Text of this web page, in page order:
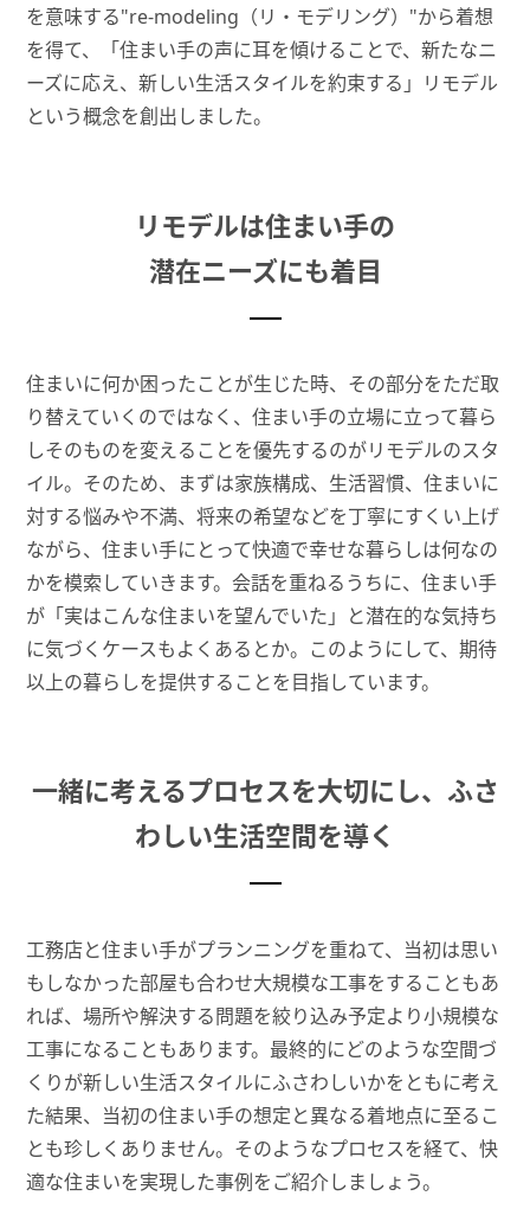
を意味する"re-modeling（リ・モデリング）"から着想
を得て、「住まい手の声に耳を傾けることで、新たなニ
ーズに応え、新しい生活スタイルを約束する」リモデル
という概念を創出しました。
リモデルは住まい手の
潜在ニーズにも着目
住まいに何か困ったことが生じた時、その部分をただ取
り替えていくのではなく、住まい手の立場に立って暮ら
しそのものを変えることを優先するのがリモデルのスタ
イル。そのため、まずは家族構成、生活習慣、住まいに
対する悩みや不満、将来の希望などを丁寧にすくい上げ
ながら、住まい手にとって快適で幸せな暮らしは何なの
かを模索していきます。会話を重ねるうちに、住まい手
が「実はこんな住まいを望んでいた」と潜在的な気持ち
に気づくケースもよくあるとか。このようにして、期待
以上の暮らしを提供することを目指しています。
一緒に考えるプロセスを大切にし、ふさ
わしい生活空間を導く
工務店と住まい手がプランニングを重ねて、当初は思い
もしなかった部屋も合わせ大規模な工事をすることもあ
れば、場所や解決する問題を絞り込み予定より小規模な
工事になることもあります。最終的にどのような空間づ
くりが新しい生活スタイルにふさわしいかをともに考え
た結果、当初の住まい手の想定と異なる着地点に至るこ
とも珍しくありません。そのようなプロセスを経て、快
適な住まいを実現した事例をご紹介しましょう。